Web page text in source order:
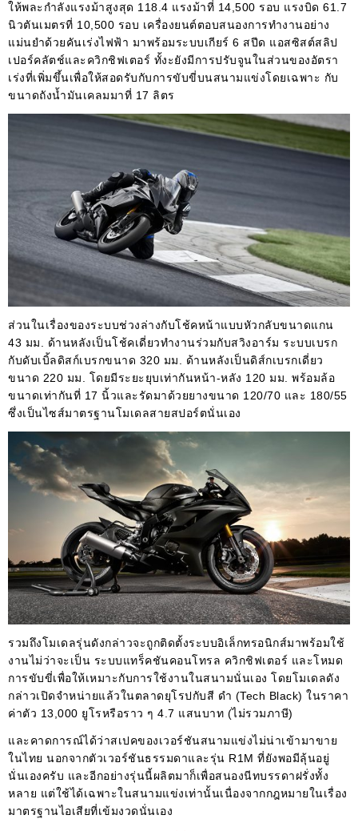
ให้พละกำลังแรงม้าสูงสุด 118.4 แรงม้าที่ 14,500 รอบ แรงบิด 61.7
นิวตันเมตรที่ 10,500 รอบ เครื่องยนต์ตอบสนองการทำงานอย่าง
แม่นยำด้วยคันเร่งไฟฟ้า มาพร้อมระบบเกียร์ 6 สปีด แอสซิสต์สลิป
เปอร์คลัตช์และควิกชิฟเตอร์ ทั้งะยังมีการปรับจูนในส่วนของอัตรา
เร่งที่เพิ่มขึ้นเพื่อให้สอดรับกับการขับขี่บนสนามแข่งโดยเฉพาะ กับ
ขนาดถังน้ำมันเคลมมาที่ 17 ลิตร
ส่วนในเรื่องของระบบช่วงล่างกับโช้คหน้าแบบหัวกลับขนาดแกน
43 มม. ด้านหลังเป็นโช้คเดี่ยวทำงานร่วมกับสวิงอาร์ม ระบบเบรก
กับดับเบิ้ลดิสก์เบรกขนาด 320 มม. ด้านหลังเป็นดิส์กเบรกเดี่ยว
ขนาด 220 มม. โดยมีระยะยุบเท่ากันหน้า-หลัง 120 มม. พร้อมล้อ
ขนาดเท่ากันที่ 17 นิ้วและรัดมาด้วยยางขนาด 120/70 และ 180/55
ซึ่งเป็นไซส์มาตรฐานโมเดลสายสปอร์ตนั่นเอง
รวมถึงโมเดลรุ่นดังกล่าวจะถูกติดตั้งระบบอิเล็กทรอนิกส์มาพร้อมใช้
งานไม่ว่าจะเป็น ระบบแทร็คชันคอนโทรล ควิกชิฟเตอร์ และโหมด
การขับขี่เพื่อให้เหมาะกับการใช้งานในสนามนั่นเอง โดยโมเดลดัง
กล่าวเปิดจำหน่ายแล้วในตลาดยุโรปกับสี ดำ (Tech Black) ในราคา
ค่าตัว 13,000 ยูโรหรือราว ๆ 4.7 แสนบาท (ไม่รวมภาษี)
และคาดการณ์ได้ว่าสเปคของเวอร์ชันสนามแข่งไม่น่าเข้ามาขาย
ในไทย นอกจากตัวเวอร์ชันธรรมดาและรุ่น R1M ที่ยังพอมีลุ้นอยู่
นั่นเองครับ และอีกอย่างรุ่นนี้ผลิตมาก็เพื่อสนองนีทบรรดาฝรั่งทั้ง
หลาย แต่ใช้ได้เฉพาะในสนามแข่งเท่านั้นเนื่องจากกฎหมายในเรื่อง
มาตรฐานไอเสียที่เข้มงวดนั่นเอง